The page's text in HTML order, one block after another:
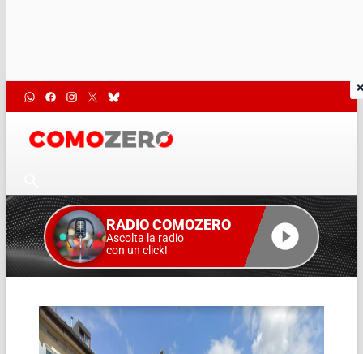
RADIO COMOZERO
Ascolta la radio
con un click!